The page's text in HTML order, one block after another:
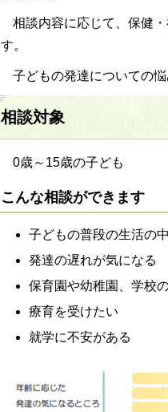
相談内容に応じて、保健
す。
子どもの発達についての
相談対象
0歳～15歳の子ども
こんな相談ができます
子どもの普段の生活の
発達の遅れが気になる
保育園や幼稚園、学校
療育を受けたい
就学に不安がある